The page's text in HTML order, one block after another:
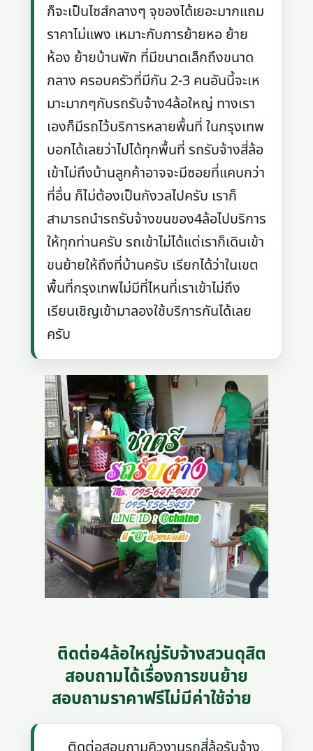
ก็จะเป็นไซส์กลางๆ จุของได้เยอะมากแถม
ราคาไม่แพง เหมาะกับการย้ายหอ ย้าย
ห้อง ย้ายบ้านพัก ที่มีขนาดเล็กถึงขนาด
กลาง ครอบครัวที่มีกัน 2-3 คนอันนี้จะเห
มาะมากๆกับรถรับจ้าง4ล้อใหญ่ ทางเรา
เองก็มีรถไว้บริการหลายพื้นที่ ในกรุงเทพ
บอกได้เลยว่าไปได้ทุกพื้นที่ รถรับจ้างสี่ล้อ
เข้าไม่ถึงบ้านลูกค้าอาจจะมีซอยที่แคบกว่า
ที่อื่น ก็ไม่ต้องเป็นกังวลไปครับ เราก็
สามารถนำรถรับจ้างขนของ4ล้อไปบริการ
ให้ทุกท่านครับ รถเข้าไม่ได้แต่เราก็เดินเข้า
ขนย้ายให้ถึงที่บ้านครับ เรียกได้ว่าในเขต
พื้นที่กรุงเทพไม่มีที่ไหนที่เราเข้าไม่ถึง
เรียนเชิญเข้ามาลองใช้บริการกันได้เลย
ครับ
ติดต่อ4ล้อใหญ่รับจ้างสวนดุสิต
สอบถามได้เรื่องการขนย้าย
สอบถามราคาฟรีไม่มีค่าใช้จ่าย